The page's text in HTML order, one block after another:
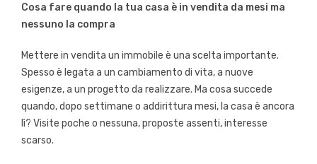
Cosa fare quando la tua casa è in vendita da mesi ma
nessuno la compra
Mettere in vendita un immobile è una scelta importante.
Spesso è legata a un cambiamento di vita, a nuove
esigenze, a un progetto da realizzare. Ma cosa succede
quando, dopo settimane o addirittura mesi, la casa è ancora
lì? Visite poche o nessuna, proposte assenti, interesse
scarso.